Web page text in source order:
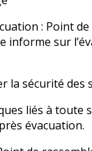
: Point
informe sur
la sécurité des
liés à toute
évacuation.